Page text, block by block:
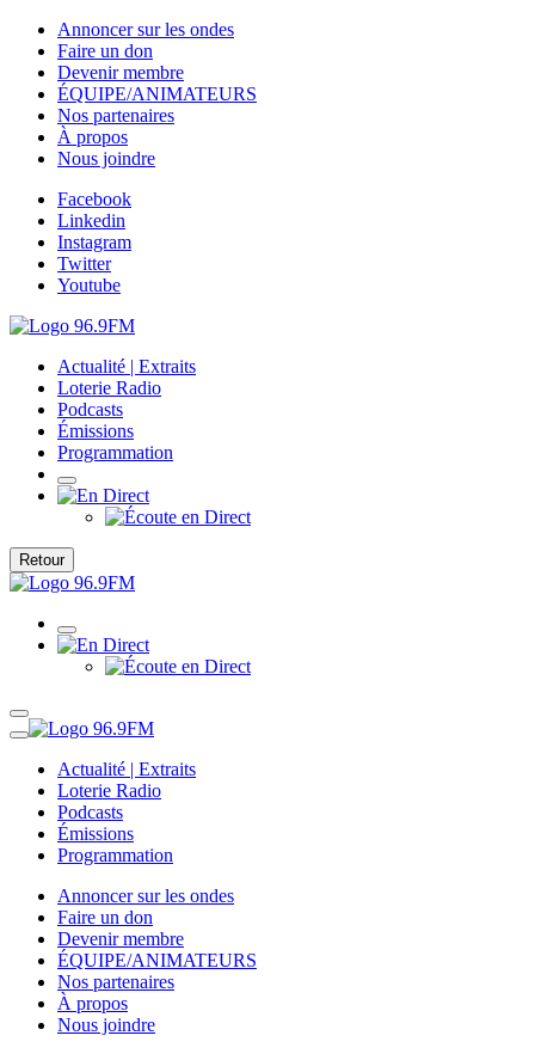
Annoncer sur les ondes
Faire un don
Devenir membre
ÉQUIPE/ANIMATEURS
Nos partenaires
À propos
Nous joindre
Facebook
Linkedin
Instagram
Twitter
Youtube
Actualité | Extraits
Loterie Radio
Podcasts
Émissions
Programmation
Retour
Actualité | Extraits
Loterie Radio
Podcasts
Émissions
Programmation
Annoncer sur les ondes
Faire un don
Devenir membre
ÉQUIPE/ANIMATEURS
Nos partenaires
À propos
Nous joindre